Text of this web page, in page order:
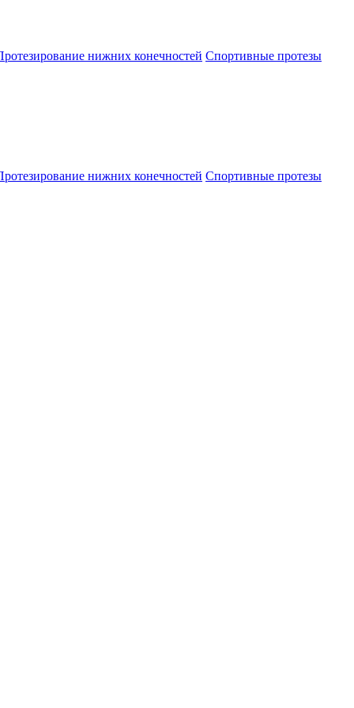
нижних конечностей Спортивные протезы
нижних конечностей Спортивные протезы